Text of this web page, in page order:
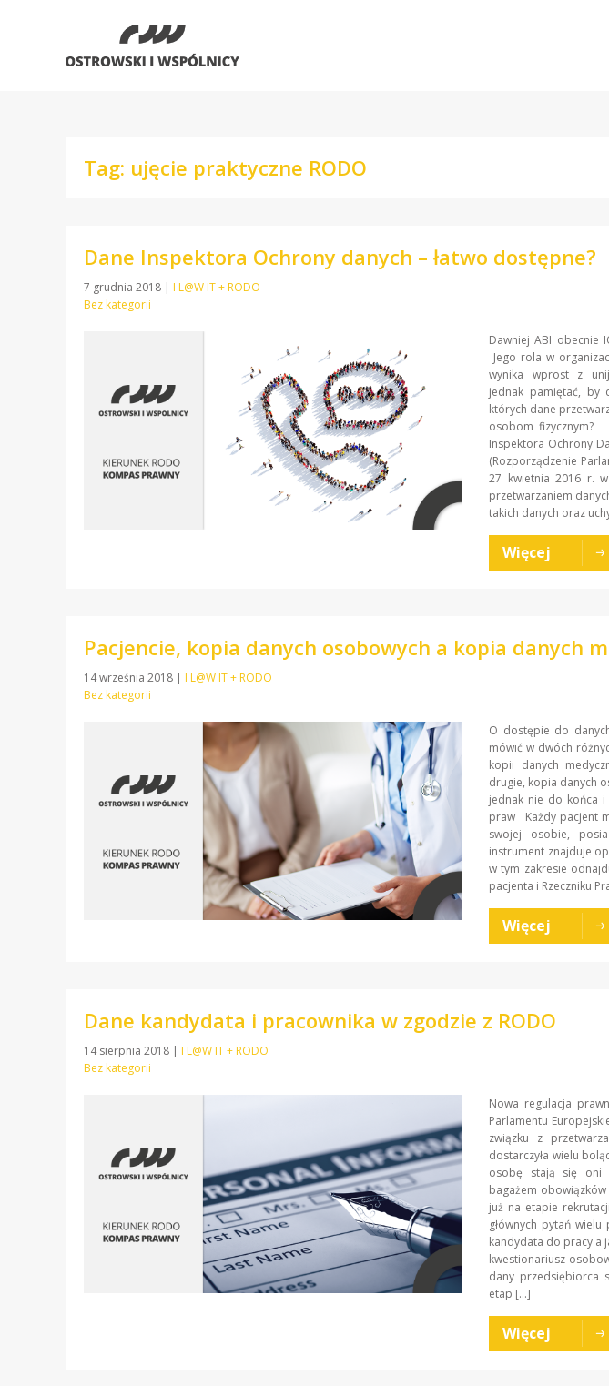
Tag: ujęcie praktyczne RODO
Dane Inspektora Ochrony danych – łatwo dostępne?
7 grudnia 2018 | I L@W IT + RODO
Bez kategorii
Dawniej ABI obecnie
Jego rola w
wynika wprost z
jednak pamiętać, by
których dane
osobom fizycznym?
Inspektora Ochrony
(Rozporządzenie
27 kwietnia 2016 r.
przetwarzaniem
takich danych oraz
Więcej
Pacjencie, kopia danych osobowych a kopia danych
14 września 2018 | I L@W IT + RODO
Bez kategorii
O dostępie do
mówić w dwóch
kopii danych
drugie, kopia danych
jednak nie do końca
praw Każdy pacjent
swojej osobie,
instrument znajduje
w tym zakresie
pacjenta i Rzeczniku
Więcej
Dane kandydata i pracownika w zgodzie z RODO
14 sierpnia 2018 | I L@W IT + RODO
Bez kategorii
Nowa regulacja
Parlamentu
związku z
dostarczyła wielu
osobę stają się oni
bagażem
już na etapie
głównych pytań
kandydata do pracy a
kwestionariusz
dany przedsiębiorca
etap […]
Więcej